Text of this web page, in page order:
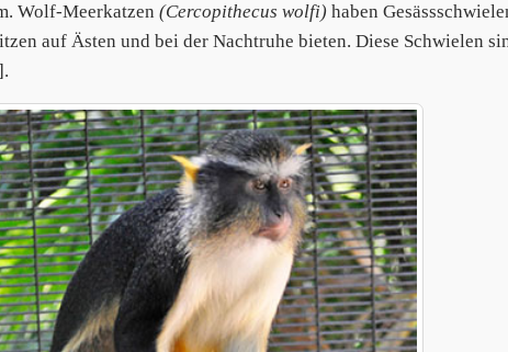
Wolf-Meerkatzen (Cercopithecus wolfi) haben
auf Ästen und bei der Nachtruhe bieten. Diese Schwielen